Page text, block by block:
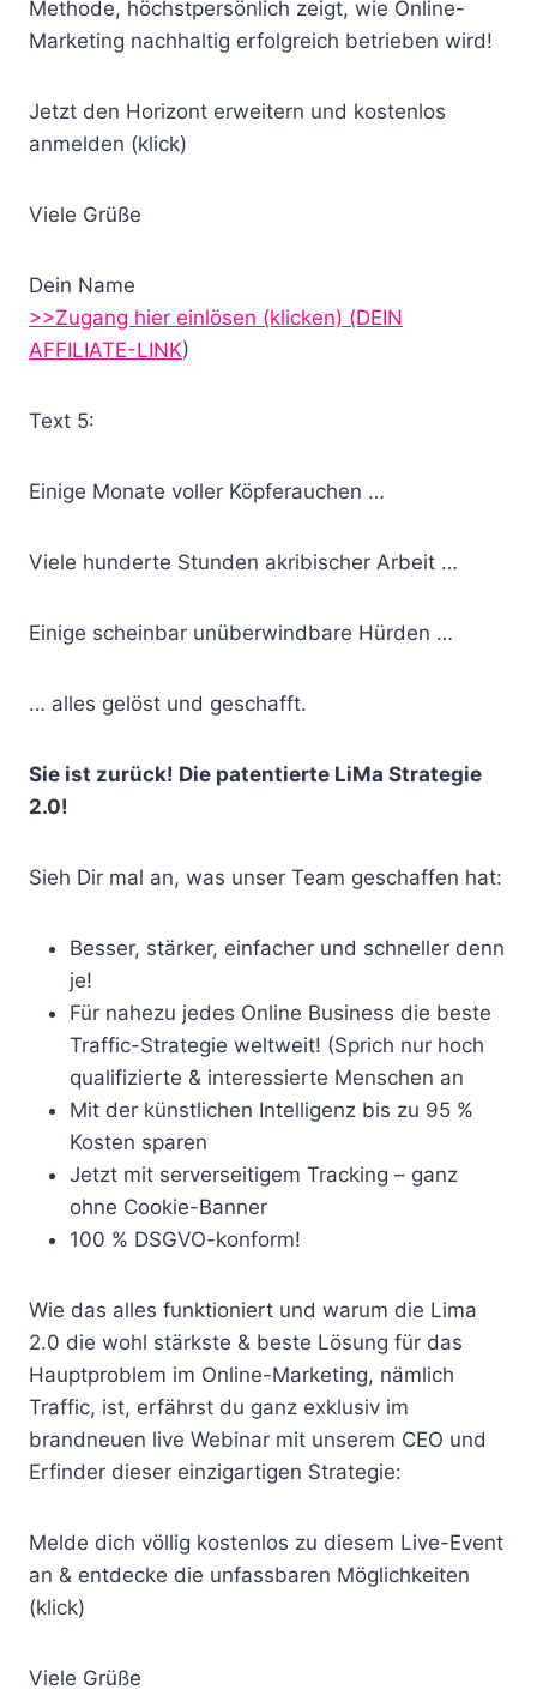
Methode, höchstpersönlich zeigt, wie Online-
Marketing nachhaltig erfolgreich betrieben wird!
Jetzt den Horizont erweitern und kostenlos
anmelden (klick)
Viele Grüße
Dein Name
>>Zugang hier einlösen (klicken) (DEIN
AFFILIATE-LINK)
Text 5:
Einige Monate voller Köpferauchen …
Viele hunderte Stunden akribischer Arbeit …
Einige scheinbar unüberwindbare Hürden …
… alles gelöst und geschafft.
Sie ist zurück! Die patentierte LiMa Strategie
2.0!
Sieh Dir mal an, was unser Team geschaffen hat:
Besser, stärker, einfacher und schneller denn
je!
Für nahezu jedes Online Business die beste
Traffic-Strategie weltweit! (Sprich nur hoch
qualifizierte & interessierte Menschen an
Mit der künstlichen Intelligenz bis zu 95 %
Kosten sparen
Jetzt mit serverseitigem Tracking – ganz
ohne Cookie-Banner
100 % DSGVO-konform!
Wie das alles funktioniert und warum die Lima
2.0 die wohl stärkste & beste Lösung für das
Hauptproblem im Online-Marketing, nämlich
Traffic, ist, erfährst du ganz exklusiv im
brandneuen live Webinar mit unserem CEO und
Erfinder dieser einzigartigen Strategie:
Melde dich völlig kostenlos zu diesem Live-Event
an & entdecke die unfassbaren Möglichkeiten
(klick)
Viele Grüße